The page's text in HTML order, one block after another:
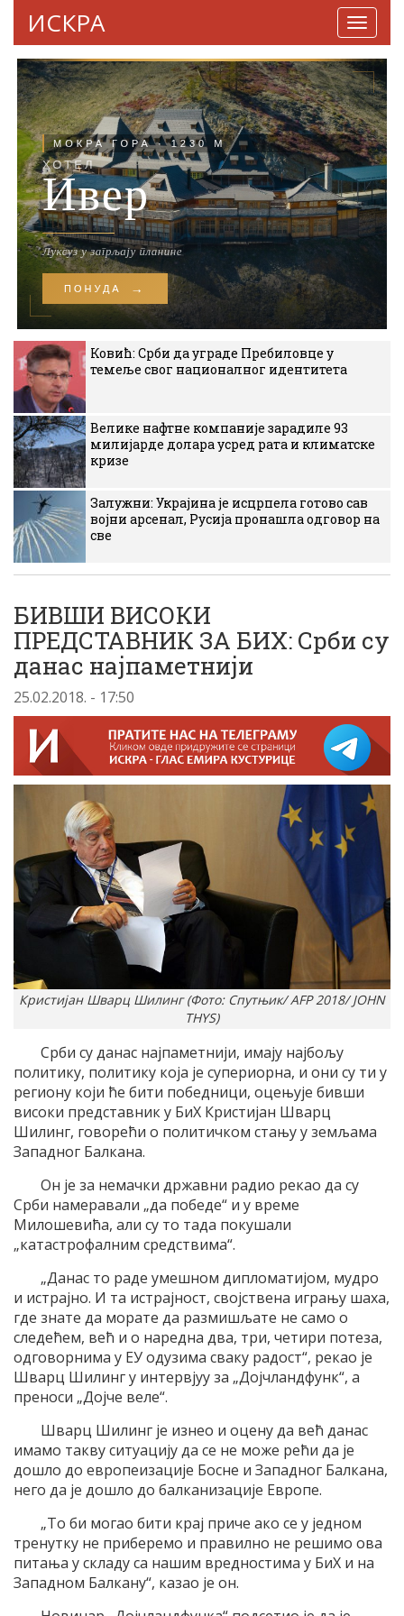
ИСКРА
Ковић: Срби да уграде Пребиловце у
темеље свог националног идентитета
Велике нафтне компаније зарадиле 93
милијарде долара усред рата и климатске
кризе
Залужни: Украјина је исцрпела готово сав
војни арсенал, Русија пронашла одговор на
све
БИВШИ ВИСОКИ
ПРЕДСТАВНИК ЗА БИХ: Срби су
данас најпаметнији
25.02.2018. - 17:50
Кристијан Шварц Шилинг (Фото: Спутњик/ AFP 2018/ JOHN
THYS)
Срби су данас најпаметнији, имају најбољу
политику, политику која је супериорна, и они су ти у
региону који ће бити победници, оцењује бивши
високи представник у БиХ Кристијан Шварц
Шилинг, говорећи о политичком стању у земљама
Западног Балкана.
Он је за немачки државни радио рекао да су
Срби намеравали „да победе“ и у време
Милошевића, али су то тада покушали
„катастрофалним средствима“.
„Данас то раде умешном дипломатијом, мудро
и истрајно. И та истрајност, својствена игрању шаха,
где знате да морате да размишљате не само о
следећем, већ и о наредна два, три, четири потеза,
одговорнима у ЕУ одузима сваку радост“, рекао је
Шварц Шилинг у интервјуу за „Дојчландфунк“, а
преноси „Дојче веле“.
Шварц Шилинг је изнео и оцену да већ данас
имамо такву ситуацију да се не може рећи да је
дошло до европеизације Босне и Западног Балкана,
него да је дошло до балканизације Европе.
„То би могао бити крај приче ако се у једном
тренутку не приберемо и правилно не решимо ова
питања у складу са нашим вредностима у БиХ и на
Западном Балкану“, казао је он.